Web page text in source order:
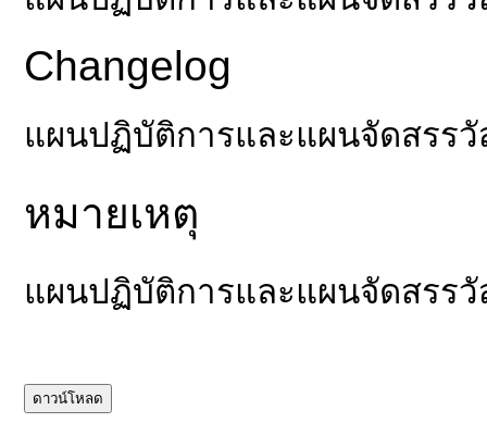
Changelog
แผนปฏิบัติการและแผนจัดสรร
หมายเหตุ
แผนปฏิบัติการและแผนจัดสรร